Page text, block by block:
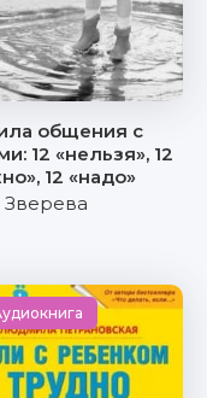
общения с
12 «нельзя», 12
12 «надо»